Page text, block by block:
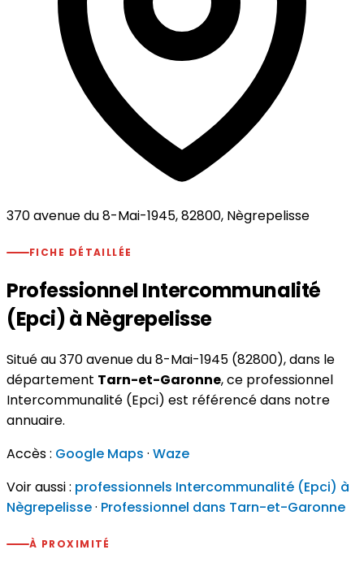
370 avenue du 8-Mai-1945, 82800, Nègrepelisse
FICHE DÉTAILLÉE
Professionnel Intercommunalité
(Epci) à Nègrepelisse
Situé au 370 avenue du 8-Mai-1945 (82800), dans le
département Tarn-et-Garonne, ce professionnel
Intercommunalité (Epci) est référencé dans notre
annuaire.
Accès : Google Maps · Waze
Voir aussi : professionnels Intercommunalité (Epci) à
Nègrepelisse· Professionnel dans Tarn-et-Garonne
À PROXIMITÉ